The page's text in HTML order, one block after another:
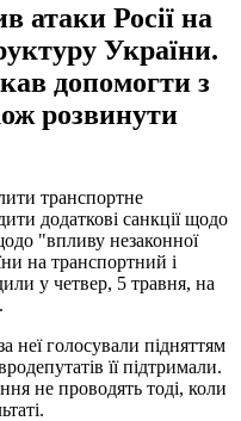
атаки Росії на
України.
допомогти з
розвинути
транспортне
додаткові санкції щодо
"впливу незаконної
на транспортний і
у четвер, 5 травня, на
неї голосували підняттям
її підтримали.
не проводять тоді, коли